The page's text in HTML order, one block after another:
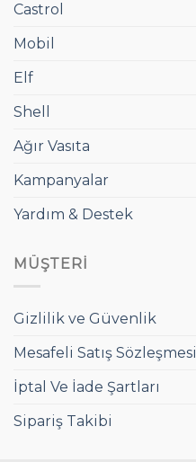
Castrol
Mobil
Elf
Shell
Ağır Vasıta
Kampanyalar
Yardım & Destek
MÜŞTERI
Gizlilik ve Güvenlik
Mesafeli Satış Sözleşmesi
İptal Ve İade Şartları
Sipariş Takibi